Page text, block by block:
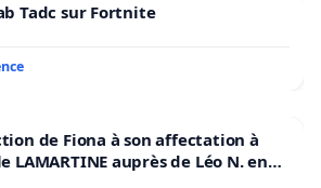
Tadc sur Fortnite
de Fiona à son affectation à
auprès de Léo N. en